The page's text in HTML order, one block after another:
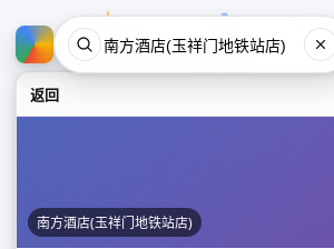
返回
南方酒店(玉祥门地铁站店)